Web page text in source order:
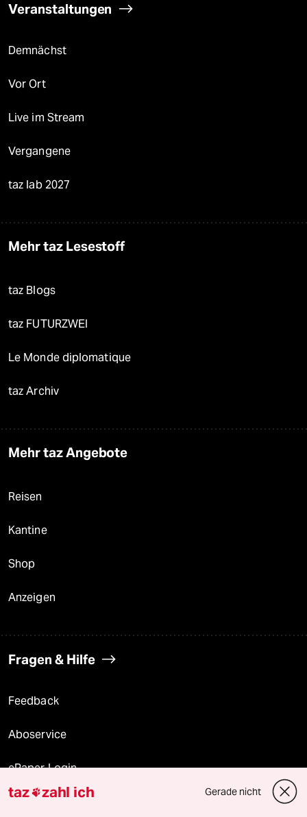
Veranstaltungen
Demnächst
Vor Ort
Live im Stream
Vergangene
taz lab 2027
Mehr taz Lesestoff
taz Blogs
taz FUTURZWEI
Le Monde diplomatique
taz Archiv
Mehr taz Angebote
Reisen
Kantine
Shop
Anzeigen
Fragen & Hilfe
Feedback
Aboservice
ePaper Login
Downloads für Abonnierende
taz zahl ich Gerade nicht